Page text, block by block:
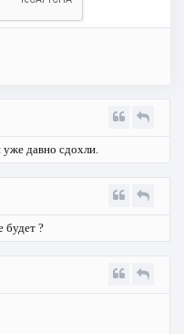
давно сдохли.
будет ?